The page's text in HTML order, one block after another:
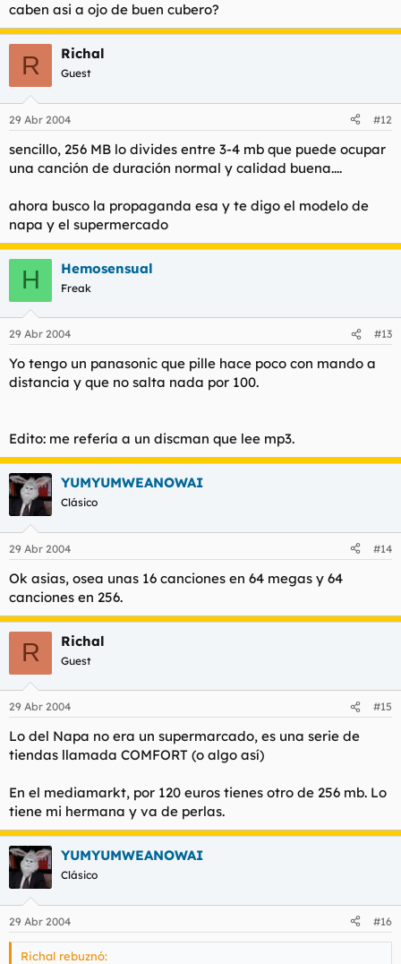
caben asi a ojo de buen cubero?
R Richal
Guest
29 Abr 2004 #12
sencillo, 256 MB lo divides entre 3-4 mb que puede ocupar
una canción de duración normal y calidad buena....
ahora busco la propaganda esa y te digo el modelo de
napa y el supermercado
H Hemosensual
Freak
29 Abr 2004 #13
Yo tengo un panasonic que pille hace poco con mando a
distancia y que no salta nada por 100.
Edito: me refería a un discman que lee mp3.
YUMYUMWEANOWAI
Clásico
29 Abr 2004 #14
Ok asias, osea unas 16 canciones en 64 megas y 64
canciones en 256.
R Richal
Guest
29 Abr 2004 #15
Lo del Napa no era un supermarcado, es una serie de
tiendas llamada COMFORT (o algo así)
En el mediamarkt, por 120 euros tienes otro de 256 mb. Lo
tiene mi hermana y va de perlas.
YUMYUMWEANOWAI
Clásico
29 Abr 2004 #16
Richal rebuznó: